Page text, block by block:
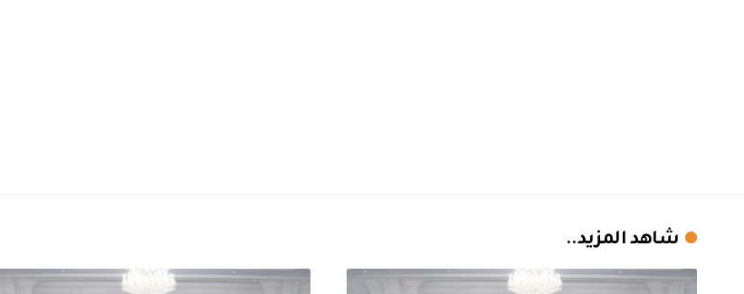
شاهد المزيد..